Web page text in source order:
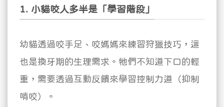
1. 小貓咬人多半是「學習階段」
幼貓透過咬手足、咬媽媽來練習狩獵技巧，這
也是換牙期的生理需求。牠們不知道下口的輕
重，需要透過互動反饋來學習控制力道（抑制
啃咬）。